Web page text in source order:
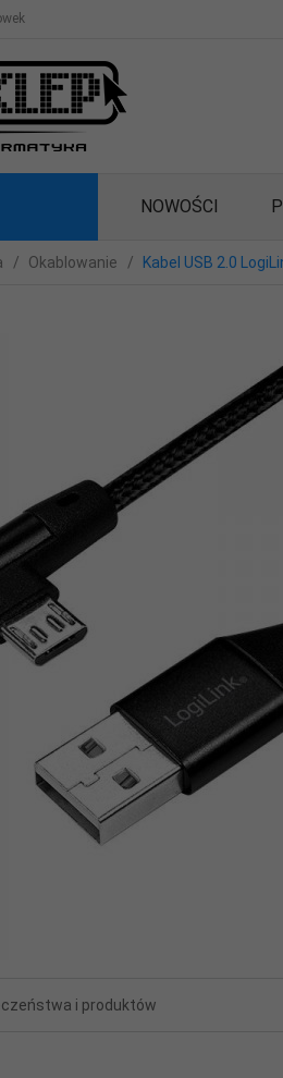
NOWOŚCI
Okablowanie Kabel USB 2.0
i produktów